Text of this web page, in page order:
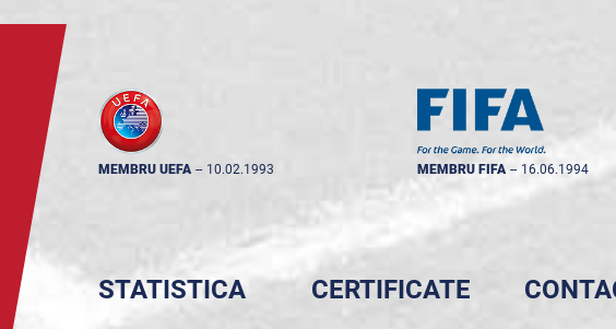
MEMBRU UEFA -- 10.02.1993 MEMBRU FIFA -- 16.06.1994
STATISTICA CERTIFICATE